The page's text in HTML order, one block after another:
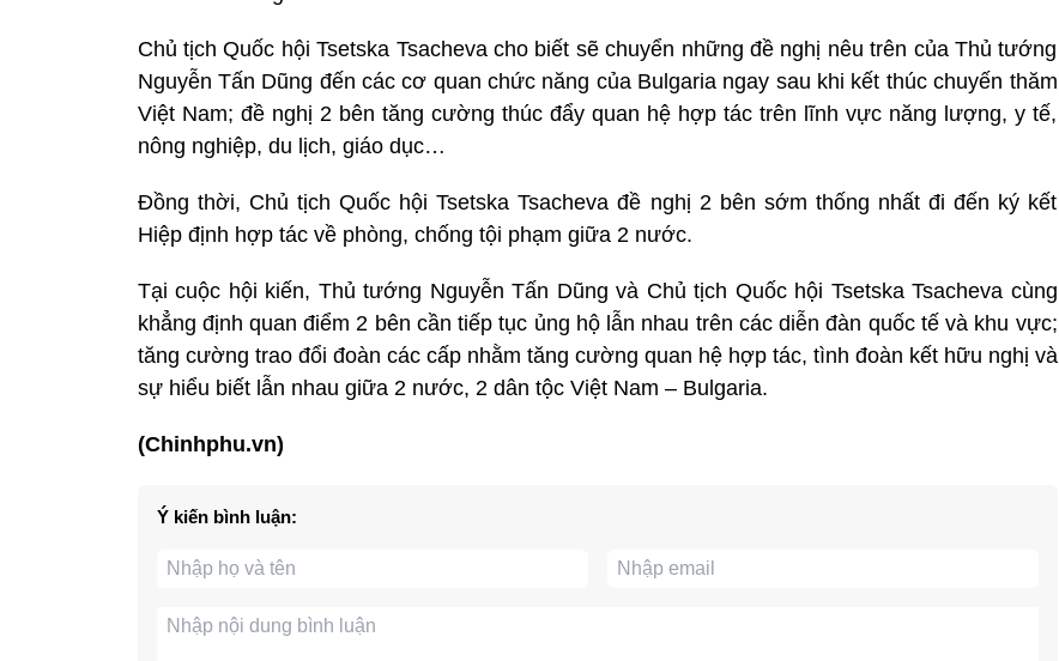
Chủ tịch Quốc hội Tsetska Tsacheva cho biết sẽ chuyển những đề nghị nêu trên của Thủ tướng
Nguyễn Tấn Dũng đến các cơ quan chức năng của Bulgaria ngay sau khi kết thúc chuyến thăm
Việt Nam; đề nghị 2 bên tăng cường thúc đẩy quan hệ hợp tác trên lĩnh vực năng lượng, y tế,
nông nghiệp, du lịch, giáo dục…
Đồng thời, Chủ tịch Quốc hội Tsetska Tsacheva đề nghị 2 bên sớm thống nhất đi đến ký kết
Hiệp định hợp tác về phòng, chống tội phạm giữa 2 nước.
Tại cuộc hội kiến, Thủ tướng Nguyễn Tấn Dũng và Chủ tịch Quốc hội Tsetska Tsacheva cùng
khẳng định quan điểm 2 bên cần tiếp tục ủng hộ lẫn nhau trên các diễn đàn quốc tế và khu vực;
tăng cường trao đổi đoàn các cấp nhằm tăng cường quan hệ hợp tác, tình đoàn kết hữu nghị và
sự hiểu biết lẫn nhau giữa 2 nước, 2 dân tộc Việt Nam – Bulgaria.
(Chinhphu.vn)
Ý kiến bình luận: